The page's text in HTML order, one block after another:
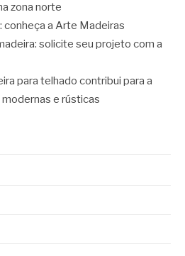
zona norte
conheça a Arte Madeiras
solicite seu projeto com a
para telhado contribui para a
e rústicas